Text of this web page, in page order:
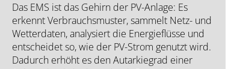
Das EMS ist das Gehirn der PV-Anlage: Es
erkennt Verbrauchsmuster, sammelt Netz- und
Wetterdaten, analysiert die Energieflüsse und
entscheidet so, wie der PV-Strom genutzt wird.
Dadurch erhöht es den Autarkiegrad einer